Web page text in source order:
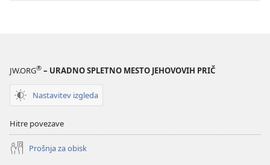
JW.ORG® – URADNO SPLETNO MESTO JEHOVOVIH PRIČ
Nastavitev izgleda
Hitre povezave
Prošnja za obisk